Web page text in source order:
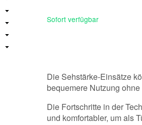
Sofort verfügbar
Die Sehstärke-Einsätze
bequemere Nutzung
Die Fortschritte in der
und komfortabler, um als